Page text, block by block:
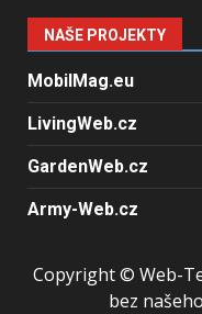
NAŠE PROJEKTY
MobilMag.eu
LivingWeb.cz
GardenWeb.cz
Army-Web.cz
Copyright © Web-
bez